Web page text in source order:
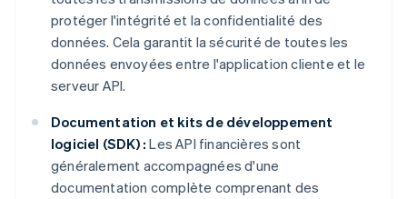
protéger l'intégrité et la confidentialité des
données. Cela garantit la sécurité de toutes les
données envoyées entre l'application cliente et le
serveur API.
Documentation et kits de développement
logiciel (SDK) : Les API financières sont
généralement accompagnées d'une
documentation complète comprenant des